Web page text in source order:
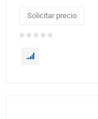
Solicitar precio